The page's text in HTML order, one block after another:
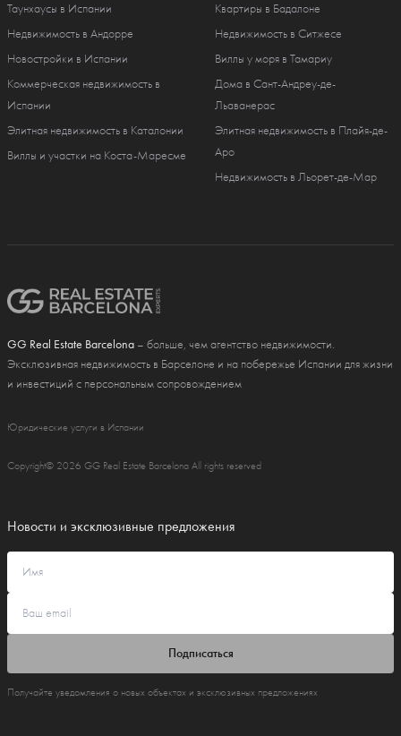
Таунхаусы в Испании
Недвижимость в Андорре
Новостройки в Испании
Коммерческая недвижимость в
Испании
Элитная недвижимость в Каталонии
Виллы и участки на Коста-Маресме
Квартиры в Бадалоне
Недвижимость в Ситжесе
Виллы у моря в Тамариу
Дома в Сант-Андреу-де-
Льаванерас
Элитная недвижимость в Плайя-де-
Аро
Недвижимость в Льорет-де-Мар
GG Real Estate Barcelona – больше, чем агентство недвижимости.
Эксклюзивная недвижимость в Барселоне и на побережье Испании для жизни
и инвестиций с персональным сопровождением
Юридические услуги в Испании
Copyright© 2026 GG Real Estate Barcelona All rights reserved
Новости и эксклюзивные предложения
Подписаться
Получайте уведомления о новых объектах и эксклюзивных предложениях